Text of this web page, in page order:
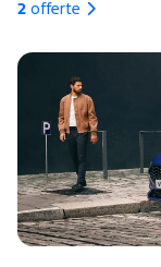
2 offerte